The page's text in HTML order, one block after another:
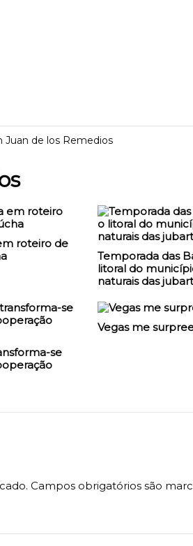
Juan de los Remedios
roteiro de
Temporada das
litoral do
naturais das
se
Vegas me
Campos obrigatórios são